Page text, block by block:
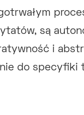
są
i
do specyfiki